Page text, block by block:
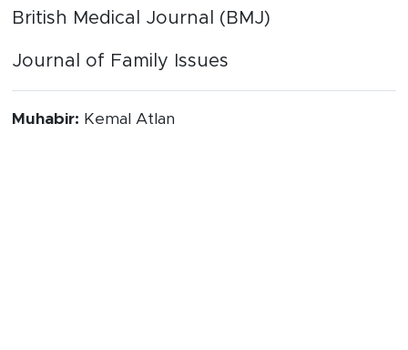
British Medical Journal (BMJ)
Journal of Family Issues
Muhabir: Kemal Atlan